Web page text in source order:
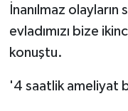
İnanılmaz
evladımızı bize
konuştu.
'4 saatlik ameliyat